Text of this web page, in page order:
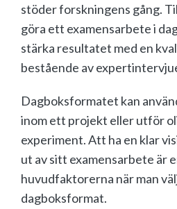
stöder forskningens gång.
göra ett examensarbete i
stärka resultatet med en
bestående av
Dagboksformatet kan
inom ett projekt eller utför
experiment. Att ha en klar
ut av sitt examensarbete är
huvudfaktorerna när man
dagboksformat.